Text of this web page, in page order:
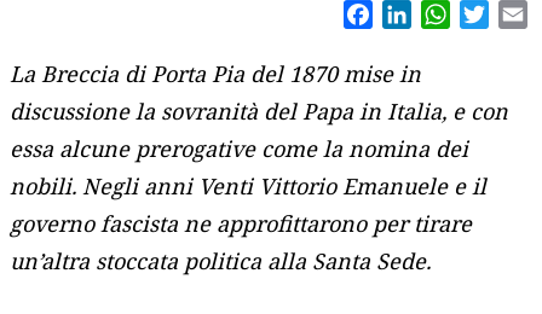
FacebookLinkedIn
La Breccia di Porta Pia del 1870 mise in
discussione la sovranità del Papa in Italia, e con
essa alcune prerogative come la nomina dei
nobili. Negli anni Venti Vittorio Emanuele e il
governo fascista ne approfittarono per tirare
un’altra stoccata politica alla Santa Sede.